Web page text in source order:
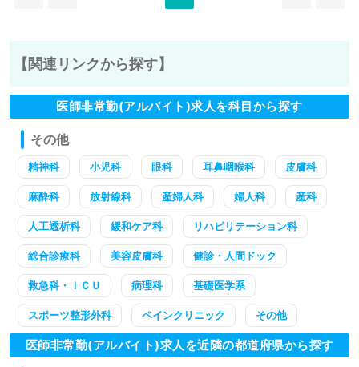
【関連リンクから探す】
医師非常勤(アルバイト)求人を科目から探す
その他
精神科 小児科 眼科 耳鼻咽喉科 皮膚科
麻酔科 放射線科 産婦人科 婦人科 産科
人工透析科 緩和ケア科 リハビリテーション科
総合診療科 美容皮膚科 健診・人間ドック
救急科・ＩＣＵ 病理科 基礎医学系
スポーツ整形外科 ペインクリニック その他
医師非常勤(アルバイト)求人を近隣の都道府県から探す